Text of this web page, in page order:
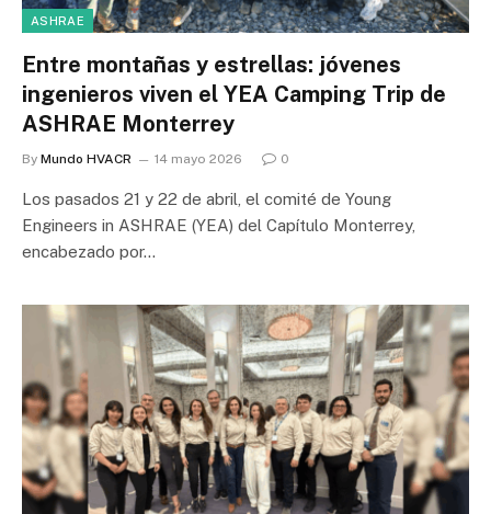
ASHRAE
Entre montañas y estrellas: jóvenes
ingenieros viven el YEA Camping Trip de
ASHRAE Monterrey
By Mundo HVACR 14 mayo 2026 0
Los pasados 21 y 22 de abril, el comité de Young
Engineers in ASHRAE (YEA) del Capítulo Monterrey,
encabezado por…